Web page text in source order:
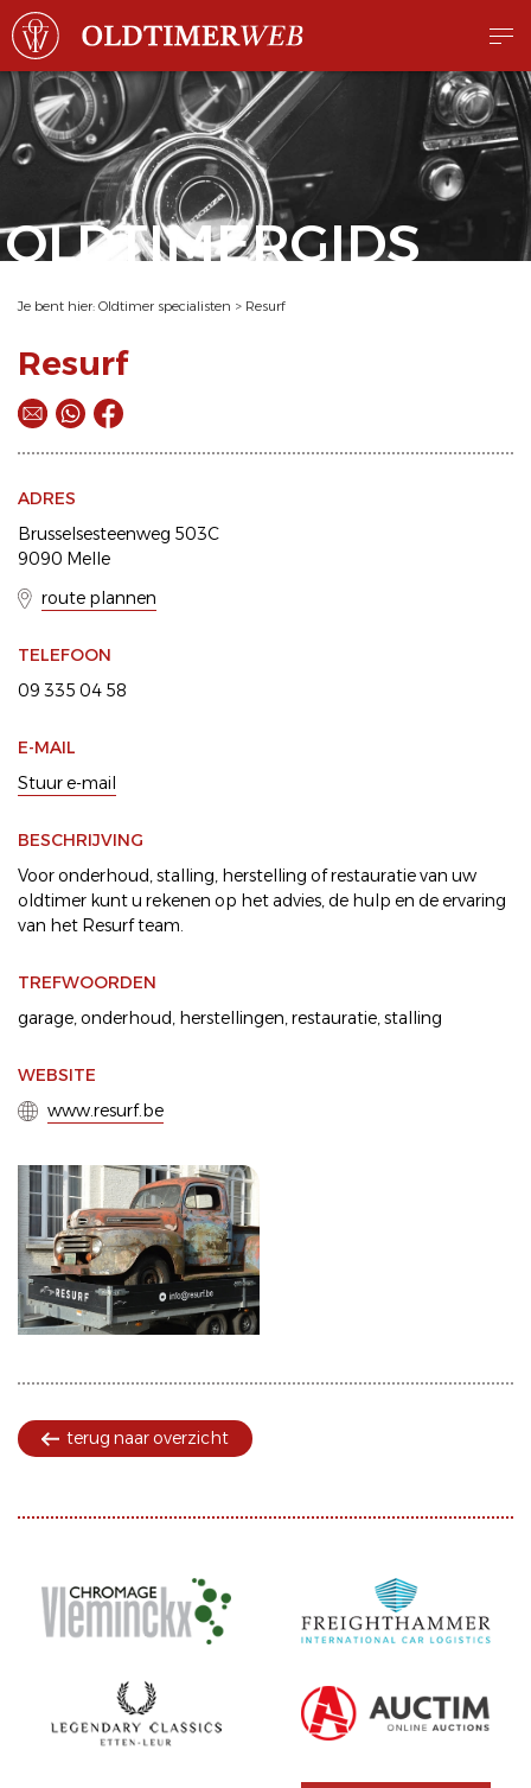
OLDTIMERGIDS
Je bent hier: Oldtimer specialisten > Resurf
Resurf
ADRES
Brusselsesteenweg 503C
9090 Melle
route plannen
TELEFOON
09 335 04 58
E-MAIL
Stuur e-mail
BESCHRIJVING
Voor onderhoud, stalling, herstelling of restauratie van uw
oldtimer kunt u rekenen op het advies, de hulp en de ervaring
van het Resurf team.
TREFWOORDEN
garage,onderhoud, herstellingen,restauratie,stalling
WEBSITE
www.resurf.be
terug naar overzicht